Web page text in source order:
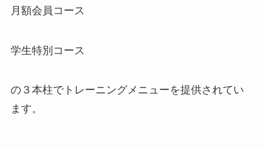
月額会員コース
学生特別コース
の３本柱でトレーニングメニューを提供されてい
ます。